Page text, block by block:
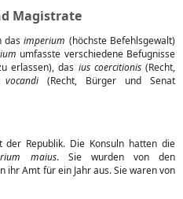
Magistrate
dasimperium (höchste Befehlsgewalt)
umfasste verschiedene Befugnisse
erlassen), das ius coercitionis(Recht,
(Recht, Bürger und Senat
Republik. Die Konsuln hatten die
maius. Sie wurden von den
Amt für ein Jahr aus. Sie waren von